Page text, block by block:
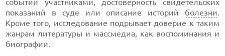
событий участниками, достоверность свидетельских
показаний в суде или описание историй болезни.
Кроме того, исследование подрывает доверие к таким
жанрам литературы и массмедиа, как воспоминания и
биографии.